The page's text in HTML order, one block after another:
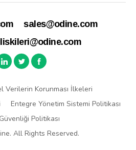
sales@odine.com
Verilerin Korunması İlkeleri
Entegre Yönetim Sistemi Politikası
Politikası
All Rights Reserved.